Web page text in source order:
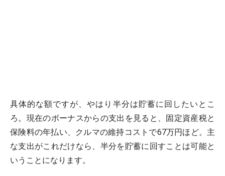
具体的な額ですが、やはり半分は貯蓄に回したいとこ
ろ。現在のボーナスからの支出を見ると、固定資産税と
保険料の年払い、クルマの維持コストで67万円ほど。主
な支出がこれだけなら、半分を貯蓄に回すことは可能と
いうことになります。